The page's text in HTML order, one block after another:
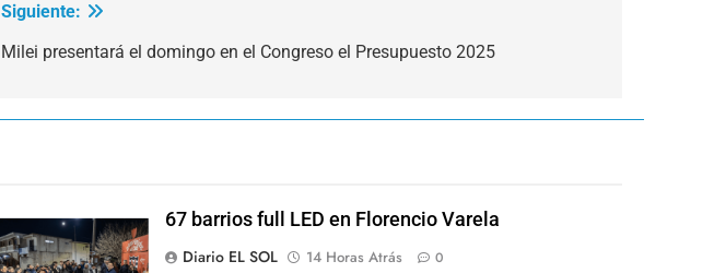
Siguiente:
Milei presentará el domingo en el Congreso el Presupuesto 2025
67 barrios full LED en Florencio Varela
Diario EL SOL
14 Horas Atrás 0